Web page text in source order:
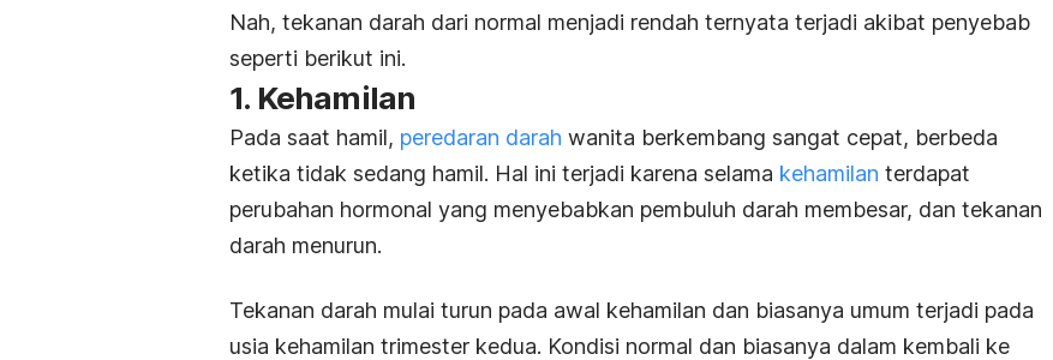
Nah, tekanan darah dari normal menjadi rendah ternyata terjadi akibat penyebab
seperti berikut ini.
1. Kehamilan
Pada saat hamil, peredaran darah wanita berkembang sangat cepat, berbeda
ketika tidak sedang hamil. Hal ini terjadi karena selama kehamilan terdapat
perubahan hormonal yang menyebabkan pembuluh darah membesar, dan tekanan
darah menurun.
Tekanan darah mulai turun pada awal kehamilan dan biasanya umum terjadi pada
usia kehamilan trimester kedua. Kondisi normal dan biasanya dalam kembali ke